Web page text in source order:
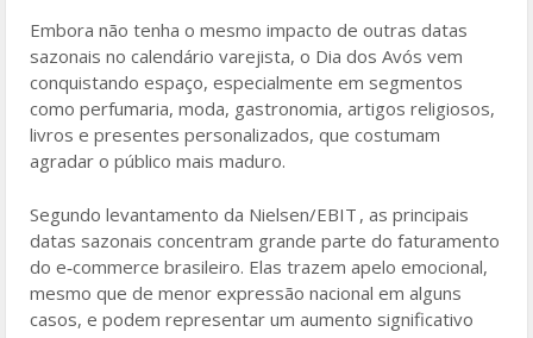
Embora não tenha o mesmo impacto de outras datas
sazonais no calendário varejista, o Dia dos Avós vem
conquistando espaço, especialmente em segmentos
como perfumaria, moda, gastronomia, artigos religiosos,
livros e presentes personalizados, que costumam
agradar o público mais maduro.
Segundo levantamento da Nielsen/EBIT , as principais
datas sazonais concentram grande parte do faturamento
do e‑commerce brasileiro. Elas trazem apelo emocional,
mesmo que de menor expressão nacional em alguns
casos, e podem representar um aumento significativo